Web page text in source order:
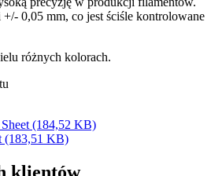
0,05 mm, co jest ściśle kontrolowane
różnych kolorach.
(184,52 KB)
(183,51 KB)
klientów